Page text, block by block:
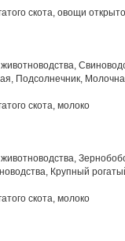
скота, овощи
Подсолнечник,
скота, молоко
Крупный
скота, молоко